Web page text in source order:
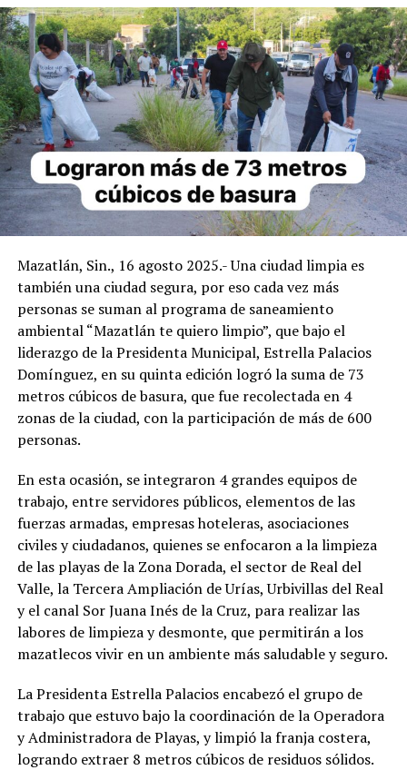
Mazatlán, Sin., 16 agosto 2025.- Una ciudad limpia es
también una ciudad segura, por eso cada vez más
personas se suman al programa de saneamiento
ambiental “Mazatlán te quiero limpio”, que bajo el
liderazgo de la Presidenta Municipal, Estrella Palacios
Domínguez, en su quinta edición logró la suma de 73
metros cúbicos de basura, que fue recolectada en 4
zonas de la ciudad, con la participación de más de 600
personas.
En esta ocasión, se integraron 4 grandes equipos de
trabajo, entre servidores públicos, elementos de las
fuerzas armadas, empresas hoteleras, asociaciones
civiles y ciudadanos, quienes se enfocaron a la limpieza
de las playas de la Zona Dorada, el sector de Real del
Valle, la Tercera Ampliación de Urías, Urbivillas del Real
y el canal Sor Juana Inés de la Cruz, para realizar las
labores de limpieza y desmonte, que permitirán a los
mazatlecos vivir en un ambiente más saludable y seguro.
La Presidenta Estrella Palacios encabezó el grupo de
trabajo que estuvo bajo la coordinación de la Operadora
y Administradora de Playas, y limpió la franja costera,
logrando extraer 8 metros cúbicos de residuos sólidos.